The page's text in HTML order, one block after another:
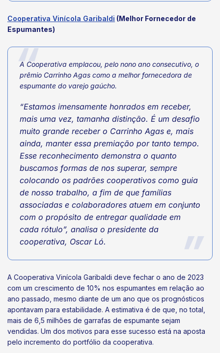
Cooperativa Vinícola Garibaldi (Melhor Fornecedor de
Espumantes)
A Cooperativa emplacou, pelo nono ano consecutivo, o
prêmio Carrinho Agas como a melhor fornecedora de
espumante do varejo gaúcho.
“Estamos imensamente honrados em receber,
mais uma vez, tamanha distinção. É um desafio
muito grande receber o Carrinho Agas e, mais
ainda, manter essa premiação por tanto tempo.
Esse reconhecimento demonstra o quanto
buscamos formas de nos superar, sempre
colocando os padrões cooperativos como guia
de nosso trabalho, a fim de que famílias
associadas e colaboradores atuem em conjunto
com o propósito de entregar qualidade em
cada rótulo”, analisa o presidente da
cooperativa, Oscar Ló.
A Cooperativa Vinícola Garibaldi deve fechar o ano de 2023
com um crescimento de 10% nos espumantes em relação ao
ano passado, mesmo diante de um ano que os prognósticos
apontavam para estabilidade. A estimativa é de que, no total,
mais de 6,5 milhões de garrafas de espumante sejam
vendidas. Um dos motivos para esse sucesso está na aposta
pelo incremento do portfólio da cooperativa.